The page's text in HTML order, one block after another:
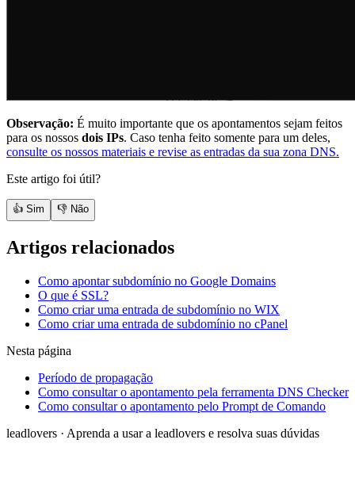
Observação: É muito importante que os apontamentos sejam feitos
para os nossos dois IPs. Caso tenha feito somente para um deles,
consulte os nossos materiais e revise as entradas da sua zona DNS.
Este artigo foi útil?
👍 Sim 👎 Não
Artigos relacionados
Como apontar subdomínio no Google Domains
O que é SSL?
Como criar uma entrada de subdomínio no WIX
Como criar uma entrada de subdomínio no cPanel
Nesta página
Período de propagação
Como consultar o apontamento pela ferramenta DNS Checker
Como consultar o apontamento pelo Prompt de Comando
leadlovers · Aprenda a usar a leadlovers e resolva suas dúvidas